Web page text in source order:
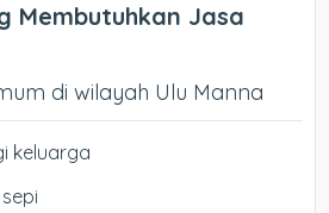
Membutuhkan Jasa
di wilayah Ulu Manna
keluarga